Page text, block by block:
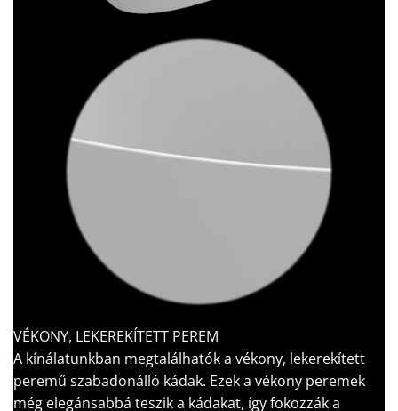
VÉKONY, LEKEREKÍTETT PEREM
A kínálatunkban megtalálhatók a vékony, lekerekített
peremű szabadonálló kádak. Ezek a vékony peremek
még elegánsabbá teszik a kádakat, így fokozzák a